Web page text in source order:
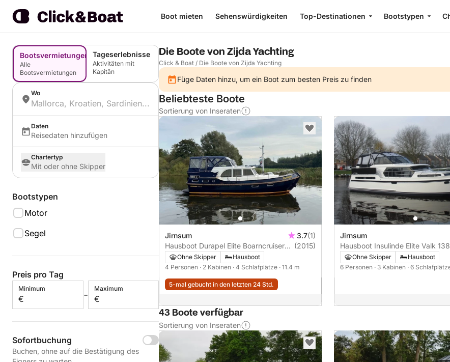
Boot mieten Sehenswürdigkeiten Top-Destinationen Bootstypen
Bootsvermietungen
Alle
Bootsvermietungen
Tageserlebnisse
Aktivitäten mit
Kapitän
Wo
Daten
Reisedaten hinzufügen
Chartertyp
Mit oder ohne Skipper
Bootstypen
Motor
Segel
Preis pro Tag
Minimum
€ -
Maximum
€
Sofortbuchung
Buchen, ohne auf die Bestätigung des
Die Boote von Zijda Yachting
Click & Boat / Die Boote von Zijda Yachting
Füge Daten hinzu, um ein Boot zum besten Preis zu finden
Beliebteste Boote
Sortierung von Inseraten
Jirnsum 3.7(1)
Hausboot Durapel Elite Boarncruiser
38
(2015)
Ohne Skipper
Hausboot
4 Personen · 2 Kabinen · 4 Schlafplätze · 11.4 m
5-mal gebucht in den letzten 24 Std.
Jirnsum
Hausboot Insulinde Elite Valk
145PSOhne Skipper
Hausboot
6 Personen · 3 Kabinen · 6
43 Boote verfügbar
Sortierung von Inseraten